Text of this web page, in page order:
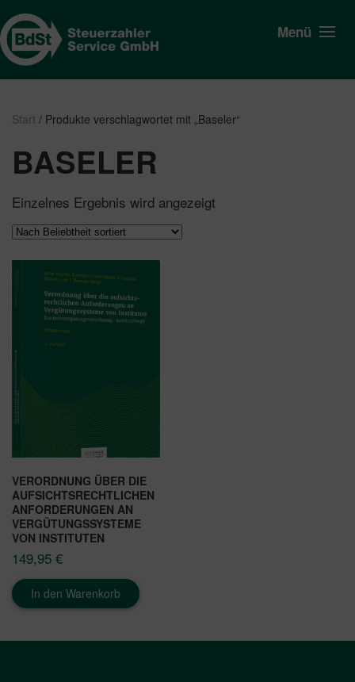
Menü
Start / Produkte verschlagwortet mit „Baseler“
BASELER
Einzelnes Ergebnis wird angezeigt
VERORDNUNG ÜBER DIE
AUFSICHTSRECHTLICHEN
ANFORDERUNGEN AN
VERGÜTUNGSSYSTEME
VON INSTITUTEN
149,95 €
In den Warenkorb